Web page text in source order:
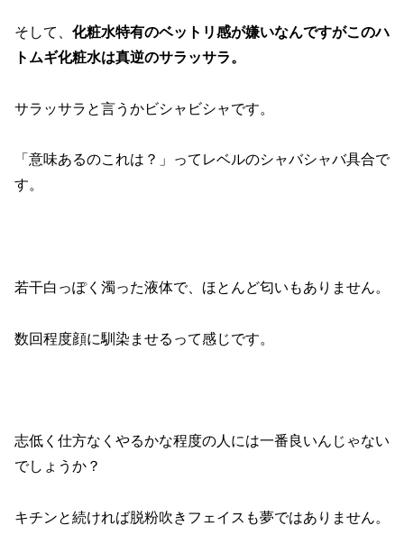
そして、 化粧水特有のベットリ感が嫌いなんですがこのハ
トムギ化粧水は真逆のサラッサラ。
サラッサラと言うかビシャビシャです。
「意味あるのこれは？」ってレベルのシャバシャバ具合で
す。
若干白っぽく濁った液体で、ほとんど匂いもありません。
数回程度顔に馴染ませるって感じです。
志低く仕方なくやるかな程度の人には一番良いんじゃない
でしょうか？
キチンと続ければ脱粉吹きフェイスも夢ではありません。